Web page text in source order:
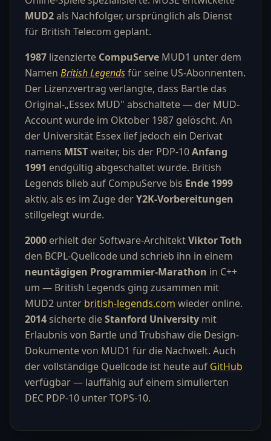
MUD2als Nachfolger, ursprünglich als Dienst
für British Telecom geplant.
1987 lizenzierte CompuServe MUD1 unter dem
Namen British Legendsfür seine US-Abonnenten.
Der Lizenzvertrag verlangte, dass Bartle das
Original-„Essex MUD" abschaltete — der MUD-
Account wurde im Oktober 1987 gelöscht. An
der Universität Essex lief jedoch ein Derivat
namens MISTweiter, bis der PDP-10Anfang
1991 endgültig abgeschaltet wurde. British
Legends blieb auf CompuServe bis Ende 1999
aktiv, als es im Zuge derY2K-Vorbereitungen
stillgelegt wurde.
2000 erhielt der Software-ArchitektViktor Toth
den BCPL-Quellcode und schrieb ihn in einem
neuntägigen Programmier-Marathon in C++
um — British Legends ging zusammen mit
MUD2 unter british-legends.com wieder online.
2014 sicherte dieStanford University mit
Erlaubnis von Bartle und Trubshaw die Design-
Dokumente von MUD1 für die Nachwelt. Auch
der vollständige Quellcode ist heute auf GitHub
verfügbar — lauffähig auf einem simulierten
DEC PDP-10 unter TOPS-10.